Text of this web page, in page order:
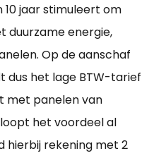
10 jaar stimuleert om
duurzame energie,
Op de aanschaf
dus het lage BTW-tarief
met panelen van
het voordeel al
hierbij rekening met 2